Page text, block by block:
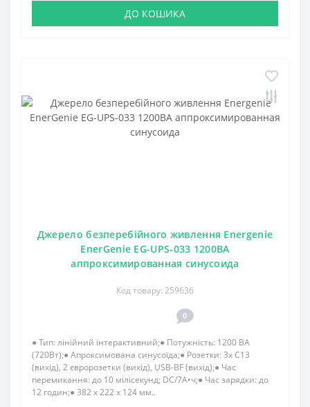
ДО КОШИКА
Джерело безперебійного живлення Energenie
EnerGenie EG-UPS-033 1200ВA
аппроксимированная синусоида
Код товару: 259636
0
● Тип: лінійний інтерактивний;● Потужність: 1200 ВА
(720Вт);● Апроксимована синусоїда;● Розетки: 3x C13
(вихід), 2 євророзетки (вихід), USB-BF (вихід);● Час
перемикання: до 10 мілісекунд; DC/7А•ч;● Час зарядки: до
12 годин;● 382 x 222 x 124 мм..